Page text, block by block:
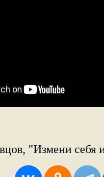
"Измени себя